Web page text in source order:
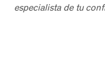
especialista de tu